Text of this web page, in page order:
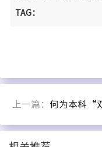
TAG：
上一篇： 何为本科“双录取”或者“本科保录”